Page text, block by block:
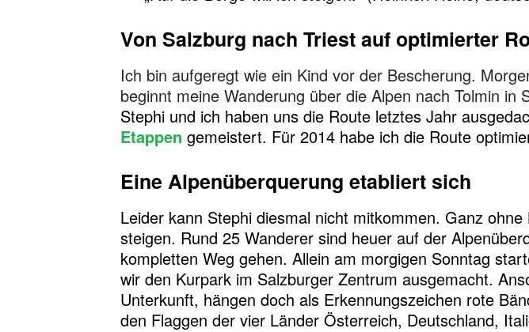
Von Salzburg nach Triest auf optimierter
Ich bin aufgeregt wie ein Kind vor der Bescherung.
beginnt meine Wanderung über die Alpen nach Tolmin
Stephi und ich haben uns die Route letztes Jahr
Etappen gemeistert. Für 2014 habe ich die Route
Eine Alpenüberquerung etabliert sich
Leider kann Stephi diesmal nicht mitkommen. Ganz
steigen. Rund 25 Wanderer sind heuer auf der
kompletten Weg gehen. Allein am morgigen Sonntag
wir den Kurpark im Salzburger Zentrum ausgemacht.
Unterkunft, hängen doch als Erkennungszeichen rote
den Flaggen der vier Länder Österreich, Deutschland,